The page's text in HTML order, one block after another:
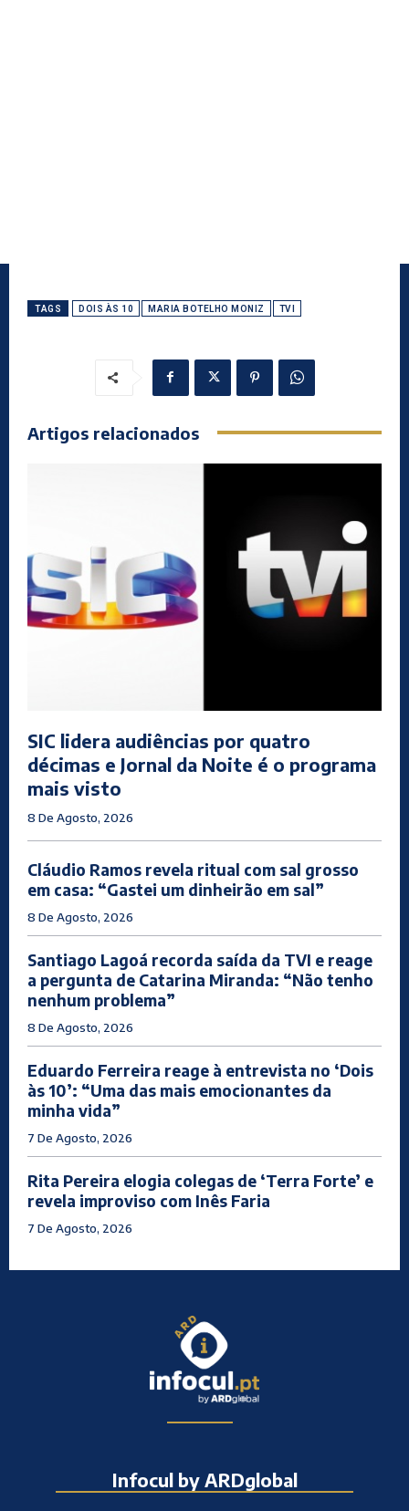
TAGS DOIS ÀS 10 MARIA BOTELHO MONIZ TVI
Artigos relacionados
SIC lidera audiências por quatro
décimas e Jornal da Noite é o programa
mais visto
8 De Agosto, 2026
Cláudio Ramos revela ritual com sal grosso
em casa: “Gastei um dinheirão em sal”
8 De Agosto, 2026
Santiago Lagoá recorda saída da TVI e reage
a pergunta de Catarina Miranda: “Não tenho
nenhum problema”
8 De Agosto, 2026
Eduardo Ferreira reage à entrevista no ‘Dois
às 10’: “Uma das mais emocionantes da
minha vida”
7 De Agosto, 2026
Rita Pereira elogia colegas de ‘Terra Forte’ e
revela improviso com Inês Faria
7 De Agosto, 2026
Infocul by ARDglobal